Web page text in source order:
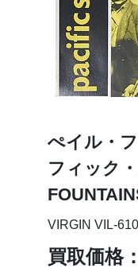
ぺイル・
フィック
VIRGIN VIL-
買取価格：